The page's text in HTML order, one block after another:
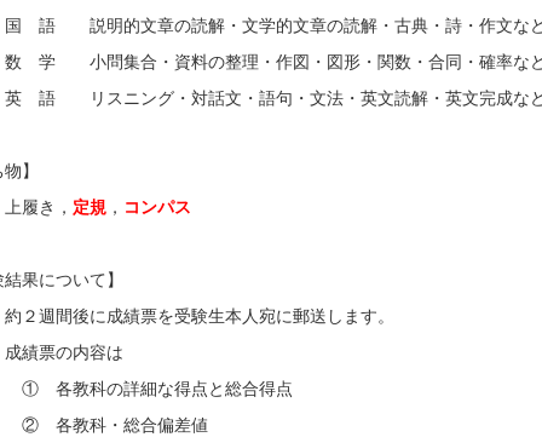
説明的文章の読解・文学的文章の読解・古典・詩・作文な
小問集合・資料の整理・作図・図形・関数・合同・確率な
リスニング・対話文・語句・文法・英文読解・英文完成な
】
き， 定規， コンパス
果について】
間後に成績票を受験生本人宛に郵送します。
の内容は
科の詳細な得点と総合得点
科・総合偏差値